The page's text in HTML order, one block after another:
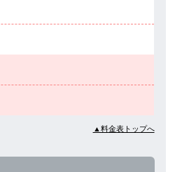
▲料金表トップへ